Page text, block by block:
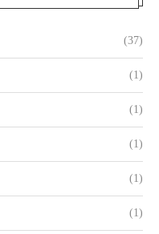
(37)
(1)
(1)
(1)
(1)
(1)